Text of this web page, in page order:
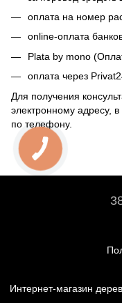
оплата на номер
online-оплата
Plata by mono
оплата через
Для получения
электронному адресу,
по телефону.
Интернет-магазин